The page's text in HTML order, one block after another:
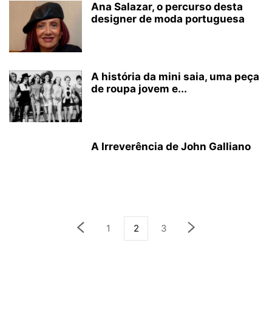
Ana Salazar, o percurso desta
designer de moda portuguesa
A história da mini saia, uma peça
de roupa jovem e...
A Irreverência de John Galliano
1 2 3